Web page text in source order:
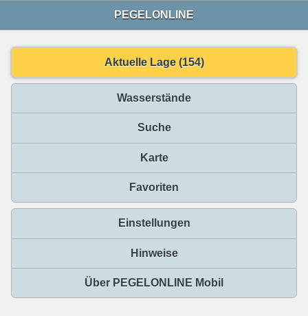
PEGELONLINE
Aktuelle Lage (154)
Wasserstände
Suche
Karte
Favoriten
Einstellungen
Hinweise
Über PEGELONLINE Mobil